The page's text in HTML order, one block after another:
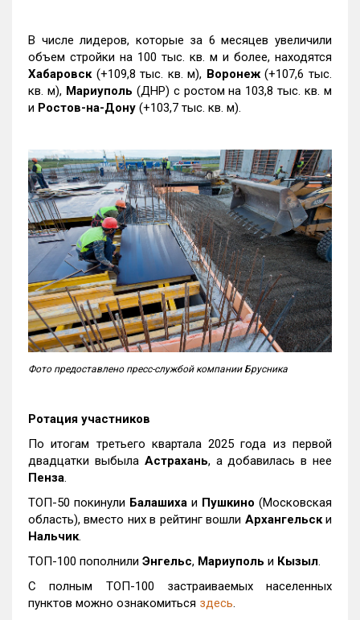
В числе лидеров, которые за 6 месяцев увеличили
объем стройки на 100 тыс. кв. м и более, находятся
Хабаровск (+109,8 тыс. кв. м), Воронеж(+107,6 тыс.
кв. м), Мариуполь (ДНР) с ростом на 103,8 тыс. кв. м
и Ростов-на-Дону (+103,7 тыс. кв. м).
Фото предоставлено пресс-службой компании Брусника
Ротация участников
По итогам третьего квартала 2025 года из первой
двадцатки выбыла Астрахань, а добавилась в нее
Пенза.
ТОП-50 покинули Балашиха и Пушкино (Московская
область), вместо них в рейтинг вошли Архангельски
Нальчик.
ТОП-100 пополнили Энгельс, Мариуполь и Кызыл.
С полным ТОП-100 застраиваемых населенных
пунктов можно ознакомиться здесь.